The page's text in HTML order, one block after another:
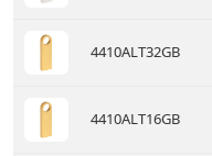
4410ALT32GB
4410ALT16GB